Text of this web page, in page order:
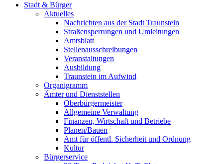
Stadt & Bürger
Aktuelles
Nachrichten aus der Stadt Traunstein
Straßensperrungen und Umleitungen
Amtsblatt
Stellenausschreibungen
Veranstaltungen
Ausbildung
Traunstein im Aufwind
Organigramm
Ämter und Dienststellen
Oberbürgermeister
Allgemeine Verwaltung
Finanzen, Wirtschaft und Betriebe
Planen/Bauen
Amt für öffentl. Sicherheit und Ordnung
Kultur
Bürgerservice